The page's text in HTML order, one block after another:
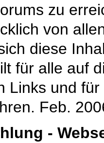
zu
von
diese
für alle auf
Links und
Feb.
-